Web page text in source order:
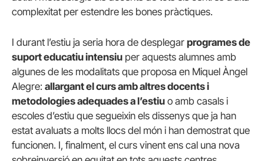
complexitat per estendre les bones pràctiques.
I durant l’estiu ja seria hora de desplegar programes de
suport educatiu intensiu per aquests alumnes amb
algunes de les modalitats que proposa en Miquel Àngel
Alegre: allargant el curs amb altres docents i
metodologies adequades a l’estiu o amb casals i
escoles d’estiu que segueixin els dissenys que ja han
estat avaluats a molts llocs del món i han demostrat que
funcionen. I, finalment, el curs vinent ens cal una nova